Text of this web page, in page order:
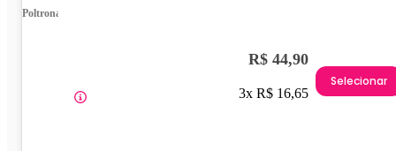
Poltrona
R$ 44,90
3x R$ 16,65
Selecionar